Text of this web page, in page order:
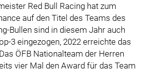
Red Bull Racing hat zum
auf den Titel des Teams des
Bullen sind in diesem Jahr auch
3 eingezogen, 2022 erreichte das
ÖFB Nationalteam der Herren
vier Mal den Award für das Team